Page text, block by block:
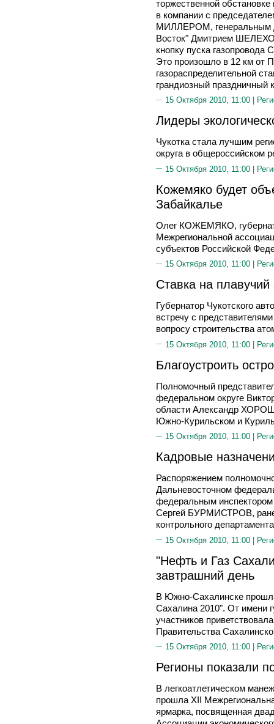
торжественной
в компании с
МИЛЛЕРОМ, генеральным
Восток" Дмитрием
кнопку пуска газопровода
Это произошло в 12 км от
газораспределительной
грандиозный праздничный
15 Октября 2010, 11:00 |
Лидеры
Чукотка стала лучшим
округа в общероссийском
15 Октября 2010, 11:00 |
Кожемяко будет
Забайкалье
Олег КОЖЕМЯКО,
Межрегиональной
субъектов Российской
15 Октября 2010, 11:00 |
Ставка на плавучий
Губернатор Чукотского
встречу с
вопросу строительства
15 Октября 2010, 11:00 |
Благоустроить
Полномочный
федеральном округе
области Александр
Южно-Курильском и
15 Октября 2010, 11:00 |
Кадровые
Распоряжением
Дальневосточном
федеральным инспектором
Сергей БУРМИСТРОВ,
контрольного
15 Октября 2010, 11:00 |
"Нефть и Газ
завтрашний день
В Южно-Сахалинске
Сахалина 2010". От имени
участников
Правительства
15 Октября 2010, 11:00 |
Регионы показали
В легкоатлетическом
прошла XII
ярмарка, посвященная